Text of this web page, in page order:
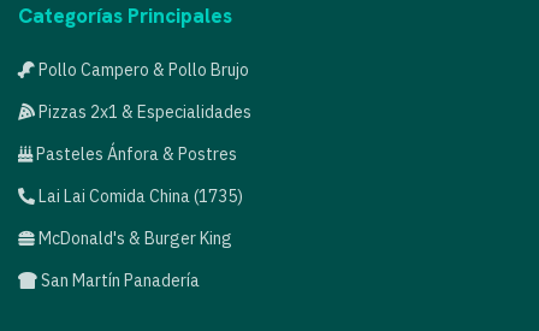
Categorías Principales
Pollo Campero & Pollo Brujo
Pizzas 2x1 & Especialidades
Pasteles Ánfora & Postres
Lai Lai Comida China (1735)
McDonald's & Burger King
San Martín Panadería